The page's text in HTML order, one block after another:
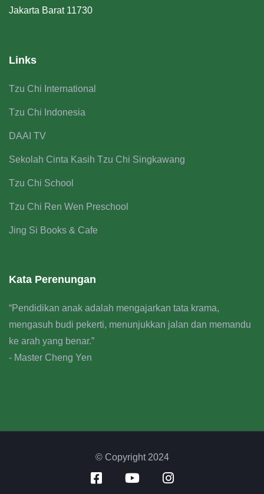
Jakarta Barat 11730
Links
Tzu Chi International
Tzu Chi Indonesia
DAAI TV
Sekolah Cinta Kasih Tzu Chi Singkawang
Tzu Chi School
Tzu Chi Ren Wen Preschool
Jing Si Books & Cafe
Kata Perenungan
“Pendidikan anak adalah mengajarkan tata krama,
mengasuh budi pekerti, menunjukkan jalan dan memandu
ke arah yang benar.”
- Master Cheng Yen
© Copyright 2024